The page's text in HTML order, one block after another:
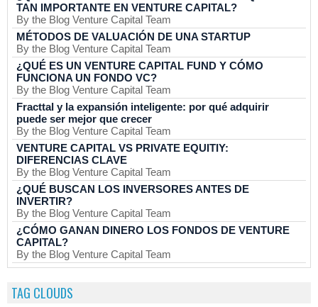
TAN IMPORTANTE EN VENTURE CAPITAL?
By the Blog Venture Capital Team
MÉTODOS DE VALUACIÓN DE UNA STARTUP
By the Blog Venture Capital Team
¿QUÉ ES UN VENTURE CAPITAL FUND Y CÓMO
FUNCIONA UN FONDO VC?
By the Blog Venture Capital Team
Fracttal y la expansión inteligente: por qué adquirir
puede ser mejor que crecer
By the Blog Venture Capital Team
VENTURE CAPITAL VS PRIVATE EQUITIY:
DIFERENCIAS CLAVE
By the Blog Venture Capital Team
¿QUÉ BUSCAN LOS INVERSORES ANTES DE
INVERTIR?
By the Blog Venture Capital Team
¿CÓMO GANAN DINERO LOS FONDOS DE VENTURE
CAPITAL?
By the Blog Venture Capital Team
TAG CLOUDS